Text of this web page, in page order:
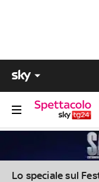
Lo speciale sul